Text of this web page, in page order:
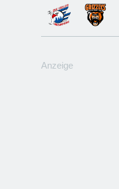
Anzeige